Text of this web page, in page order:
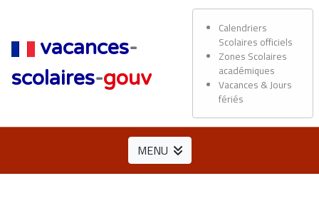
vacances-
scolaires-gouv
Calendriers
Scolaires officiels
Zones Scolaires
académiques
Vacances & Jours
fériés
MENU